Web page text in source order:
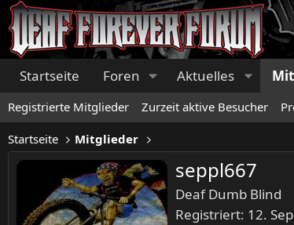
Startseite Foren Aktuelles
Registrierte Mitglieder Zurzeit aktive Besucher
Startseite Mitglieder
seppl667
Deaf Dumb Blind
Registriert 12.